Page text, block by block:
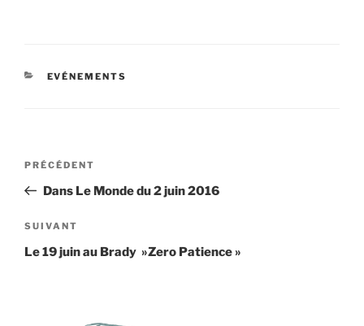
CATÉGORIES
EVÉNEMENTS
Navigation
l’article
Article
précédent
PRÉCÉDENT
Dans Le Monde du 2 juin 2016
Article
suivant
SUIVANT
Le 19 juin au Brady »Zero Patience »